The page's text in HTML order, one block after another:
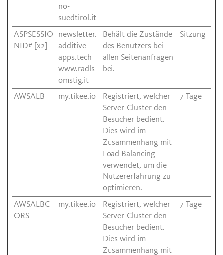
no-
suedtirol.it
ASPSESSIO
NID# [x2]
newsletter.
additive-
apps.tech
www.radls
omstig.it
Behält die Zustände
des Benutzers bei
allen Seitenanfragen
bei.
Sitzung
AWSALB my.tikee.io
Registriert, welcher
Server-Cluster den
Besucher bedient.
Dies wird im
Zusammenhang mit
Load Balancing
verwendet, um die
Nutzererfahrung zu
optimieren.
7 Tage
AWSALBC
ORS
my.tikee.io
Registriert, welcher
Server-Cluster den
Besucher bedient.
Dies wird im
Zusammenhang mit
7 Tage